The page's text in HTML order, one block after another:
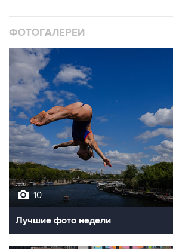
ФОТОГАЛЕРЕИ
10
Лучшие фото недели